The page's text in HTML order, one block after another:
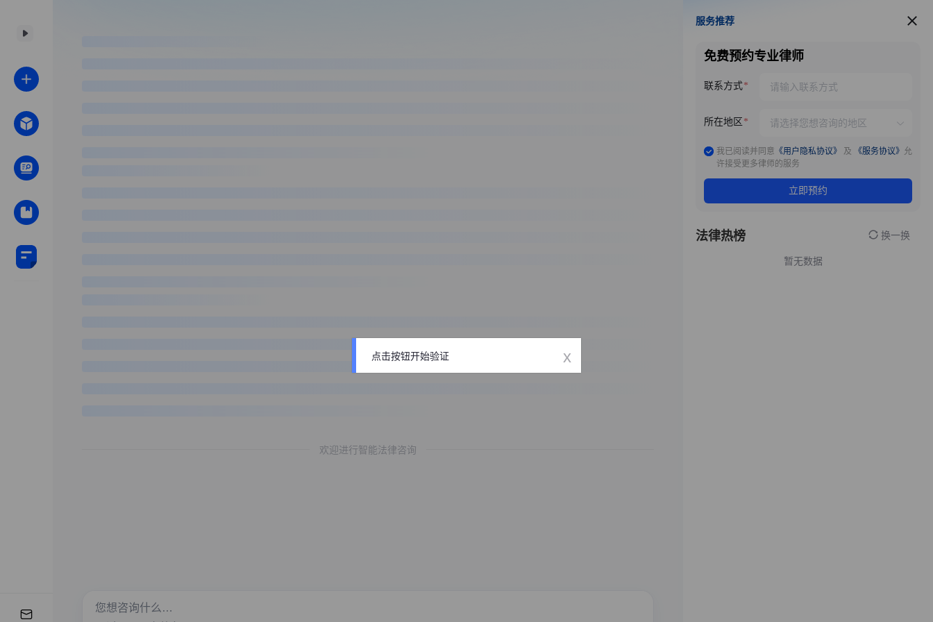
欢迎进行智能法律咨询
服务推荐
服务推荐
免费预约专业律师
联系方式
所在地区
我已阅读并同意 《用户隐私协议》 及 《服务协议》 允
许接受更多律师的服务
立即预约
法律热榜 换一换
暂无数据
点击按钮开始验证 x